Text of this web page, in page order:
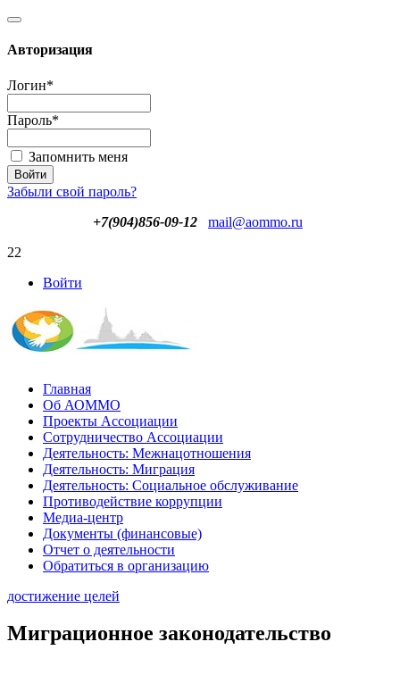
Авторизация
Логин*
Пароль*
Запомнить меня
Забыли свой пароль?
+7(904)856-09-12
mail@aommo.ru
22
Войти
Главная
Об АОММО
Проекты Ассоциации
Сотрудничество Ассоциации
Деятельность: Межнацотношения
Деятельность: Миграция
Деятельность: Социальное обслуживание
Противодействие коррупции
Медиа-центр
Документы (финансовые)
Отчет о деятельности
Обратиться в организацию
достижение целей
Миграционное законодательство